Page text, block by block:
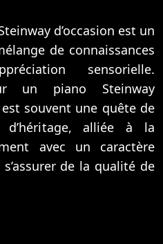
d’occasion est un
de connaissances
sensorielle.
un piano Steinway
est souvent une quête de
alliée à la
avec un caractère
de la qualité de